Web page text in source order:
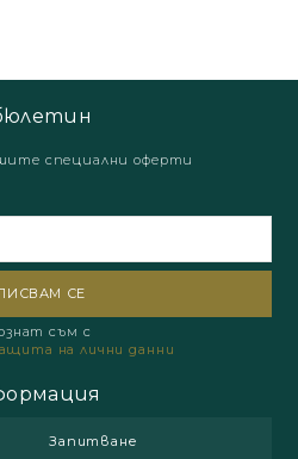
специални оферти
съм с
на лични данни
Запитване